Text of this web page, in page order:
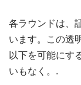
各ラウンドは、
います。この透
以下を可能にす
いもなく。.